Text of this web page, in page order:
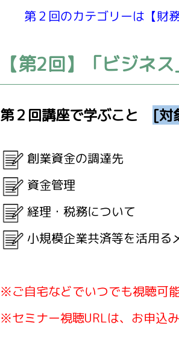
第２回のカテゴリーは【財務
【第2回】「ビジネ
第２回講座で学ぶこと [対
創業資金の調達先
資金管理
経理・税務について
小規模企業共済等を活用る
※ご自宅などでいつでも視聴可
※セミナー視聴URLは、お申込